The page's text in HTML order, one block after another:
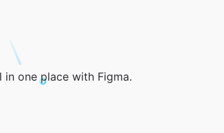
one place with Figma.